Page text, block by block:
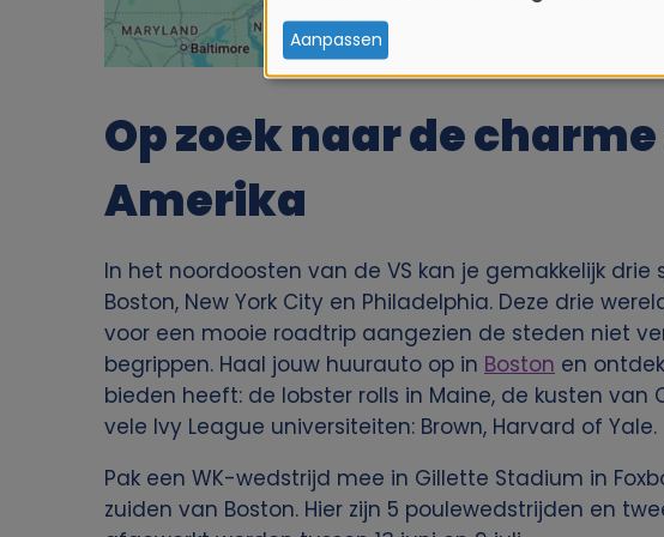
Op zoek naar de
Amerika
In het noordoosten van de VS kan je gemakkelijk
Boston, New York City en Philadelphia. Deze drie
voor een mooie roadtrip aangezien de steden niet
begrippen. Haal jouw huurauto op in Boston en
bieden heeft: de lobster rolls in Maine, de kusten
vele Ivy League universiteiten: Brown, Harvard of Yale.
Pak een WK-wedstrijd mee in Gillette Stadium in
zuiden van Boston. Hier zijn 5 poulewedstrijden en
e
r
u
i
k
v
n
Aanpassen